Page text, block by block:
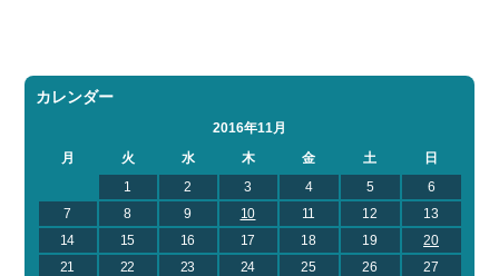
カレンダー
2016年11月
月
火 水 木 金 土
日
1
2 3 4 5
6
7
8 9 10 11 12
13
14
15 16 17 18 19
20
21
22 23 24 25 26
27